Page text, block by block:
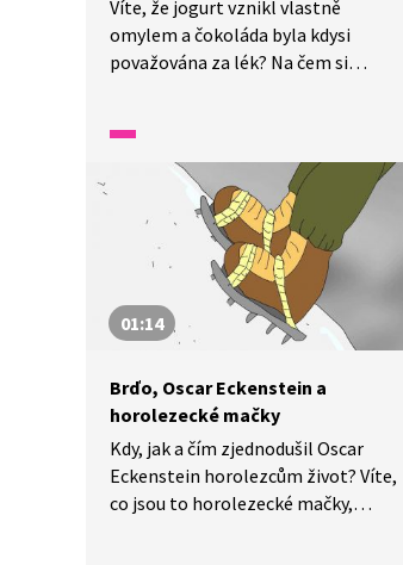
Víte, že jogurt vznikl vlastně
omylem a čokoláda byla kdysi
považována za lék? Na čem si
Kdo je vegetarián, co je to obezita
a jak se připravují palačinky? Máte
svoje oblíbené jídlo? Tak začněte
s Brďem zkoumat.
01:14
Brďo, Oscar Eckenstein a
horolezecké mačky
Kdy, jak a čím zjednodušil Oscar
Eckenstein horolezcům život? Víte,
co jsou to horolezecké mačky,